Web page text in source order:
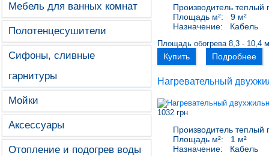
Мебель для ванных комнат
Полотенцесушители
Сифоны, сливные
гарнитуры
Мойки
Аксессуары
Отопление и подогрев воды
Производитель теплый
Площадь м²:
9 м²
Назначение:
Кабель
Площадь обогрева 8,3 - 10,4
Купить Подробнее
Нагревательный
1032 грн
Производитель теплый
Площадь м²:
1 м²
Назначение:
Кабель